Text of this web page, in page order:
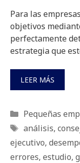
Para las
objetivos
perfectamente
estrategia que
LEER MÁS
Categorías
Pequeñas
Etiquetas
análisis,
ejecutivo,
errores, estudio,